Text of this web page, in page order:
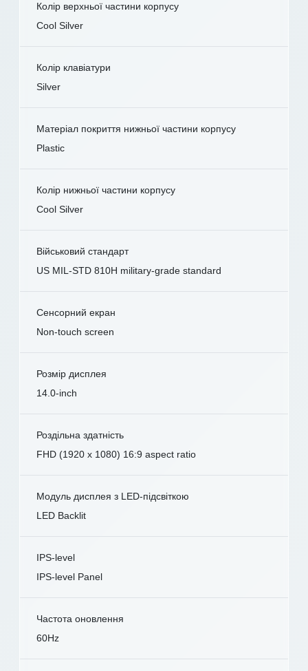
Колір верхньої частини корпусу
Cool Silver
Колір клавіатури
Silver
Матеріал покриття нижньої частини корпусу
Plastic
Колір нижньої частини корпусу
Cool Silver
Військовий стандарт
US MIL-STD 810H military-grade standard
Сенсорний екран
Non-touch screen
Розмір дисплея
14.0-inch
Роздільна здатність
FHD (1920 x 1080) 16:9 aspect ratio
Модуль дисплея з LED-підсвіткою
LED Backlit
IPS-level
IPS-level Panel
Частота оновлення
60Hz